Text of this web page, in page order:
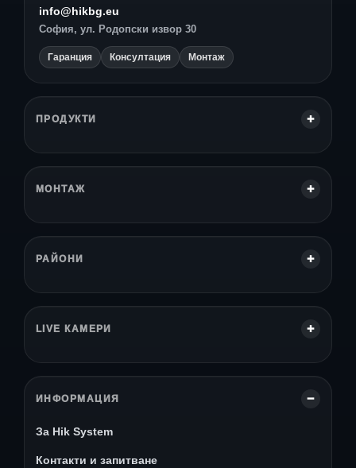
info@hikbg.eu
София, ул. Родопски извор 30
Гаранция Консултация Монтаж
ПРОДУКТИ
МОНТАЖ
РАЙОНИ
LIVE КАМЕРИ
ИНФОРМАЦИЯ
За Hik System
Контакти и запитване